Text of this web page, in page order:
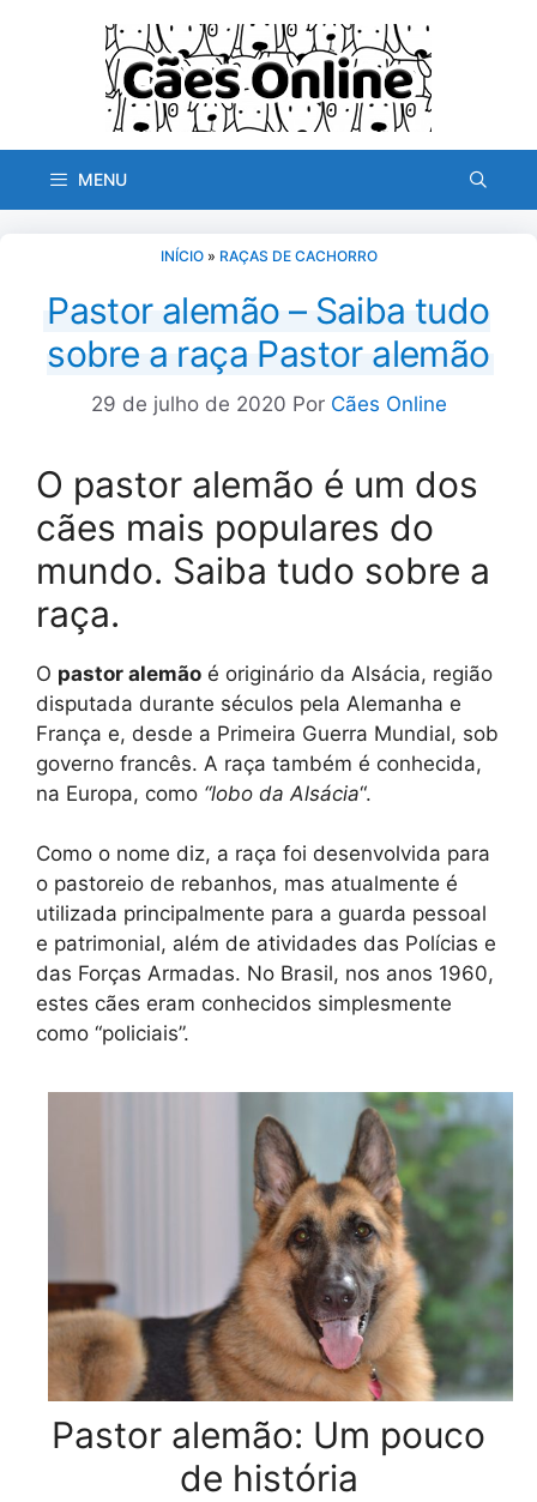
MENU
INÍCIO» RAÇAS DE CACHORRO
Pastor alemão – Saiba tudo
sobre a raça Pastor alemão
29 de julho de 2020 Por Cães Online
O pastor alemão é um dos
cães mais populares do
mundo. Saiba tudo sobre a
raça.
O pastor alemão é originário da Alsácia, região
disputada durante séculos pela Alemanha e
França e, desde a Primeira Guerra Mundial, sob
governo francês. A raça também é conhecida,
na Europa, como “lobo da Alsácia“.
Como o nome diz, a raça foi desenvolvida para
o pastoreio de rebanhos, mas atualmente é
utilizada principalmente para a guarda pessoal
e patrimonial, além de atividades das Polícias e
das Forças Armadas. No Brasil, nos anos 1960,
estes cães eram conhecidos simplesmente
como “policiais”.
Pastor alemão: Um pouco
de história